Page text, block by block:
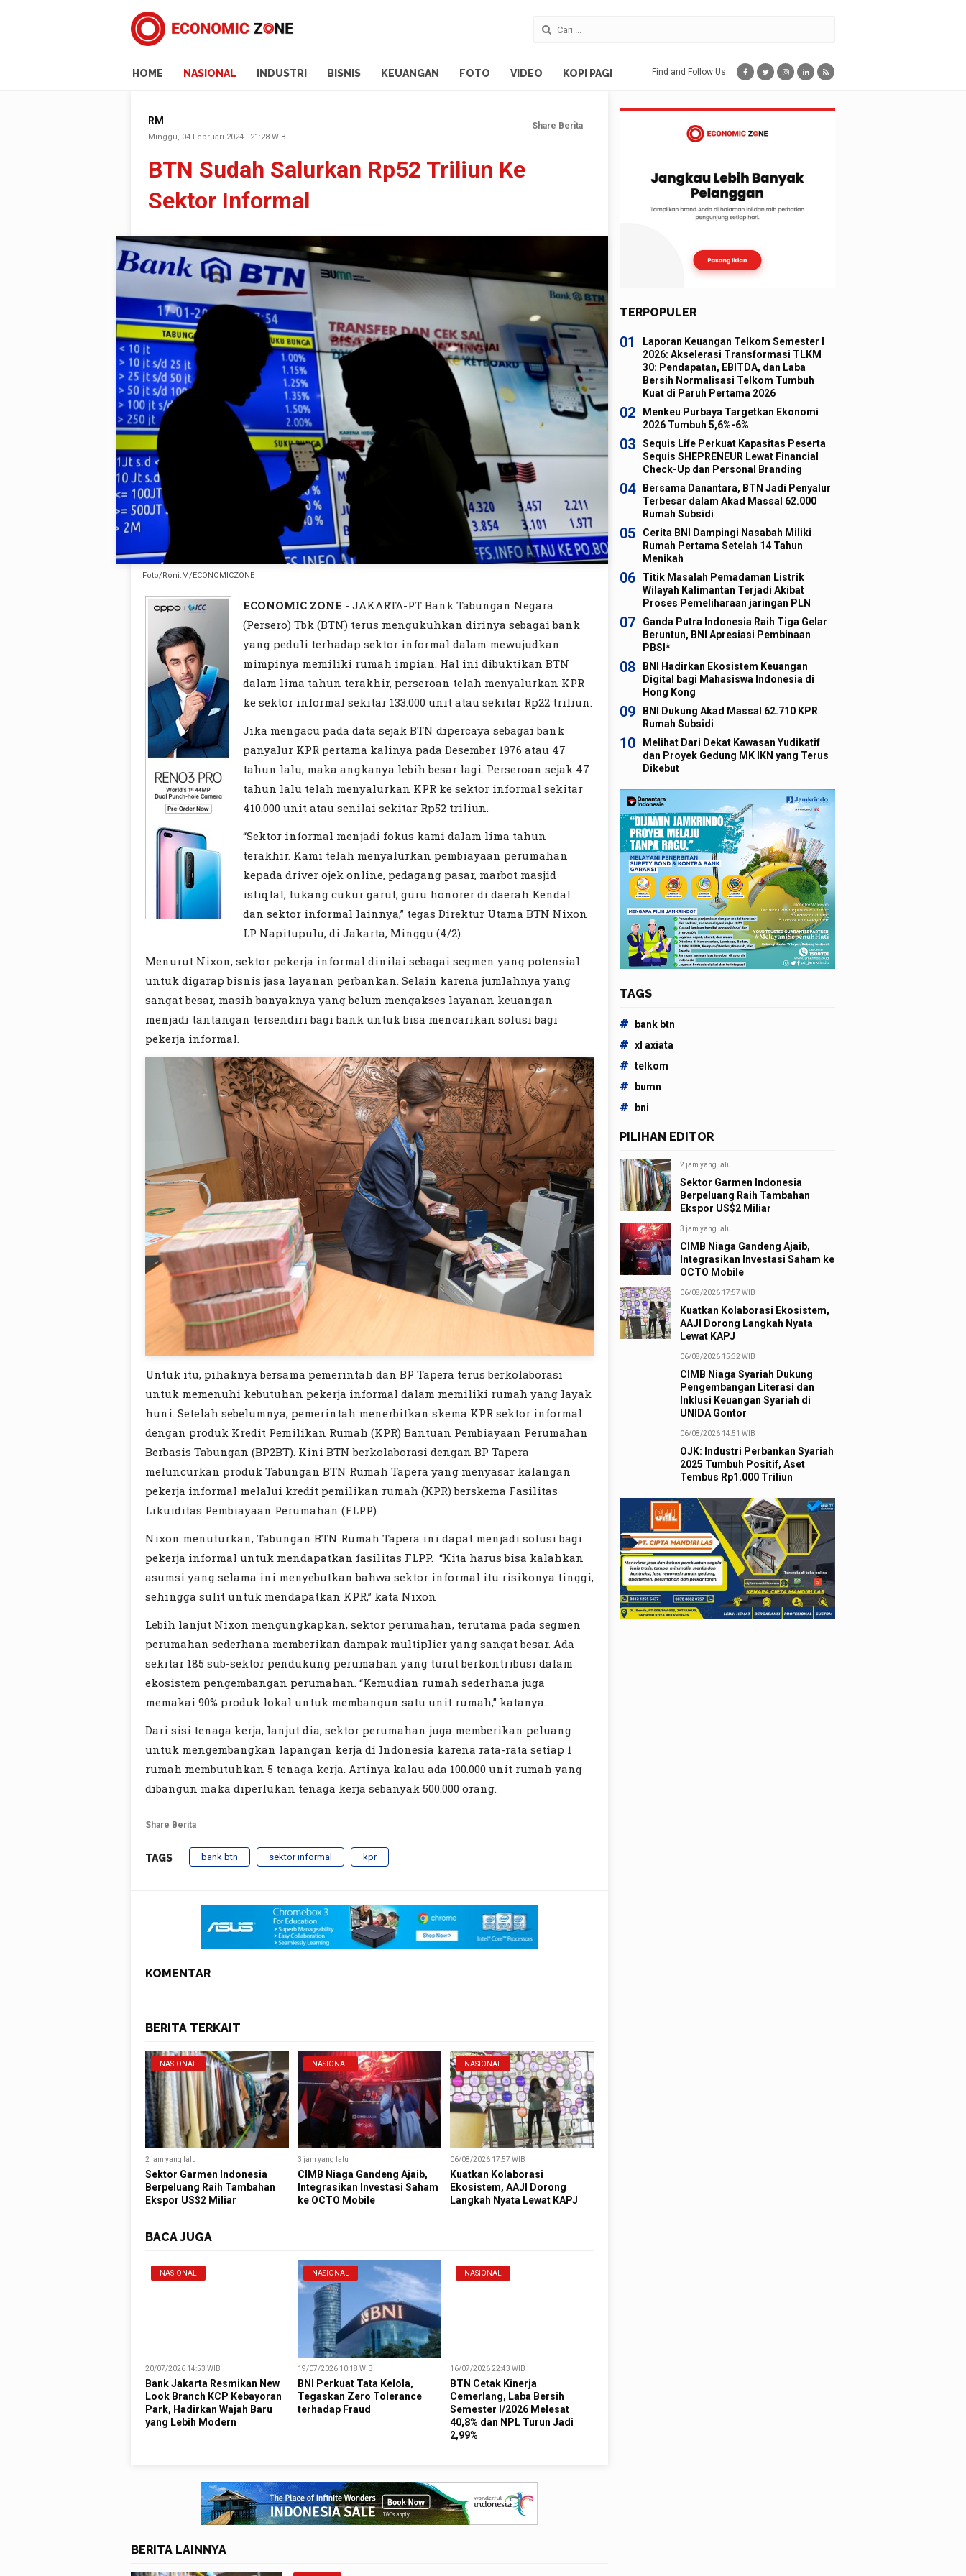
HOME NASIONAL INDUSTRI BISNIS KEUANGAN FOTO VIDEO KOPI PAGI Find and Follow Us
RM
Minggu, 04 Februari 2024 - 21:28 WIB
Share Berita
BTN Sudah Salurkan Rp52 Triliun Ke
Sektor Informal
Foto/Roni.M/ECONOMICZONE
ECONOMIC ZONE - JAKARTA-PT Bank Tabungan Negara
(Persero) Tbk (BTN) terus mengukuhkan dirinya sebagai bank
yang peduli terhadap sektor informal dalam mewujudkan
mimpinya memiliki rumah impian. Hal ini dibuktikan BTN
dalam lima tahun terakhir, perseroan telah menyalurkan KPR
ke sektor informal sekitar 133.000 unit atau sekitar Rp22 triliun.
Jika mengacu pada data sejak BTN dipercaya sebagai bank
panyalur KPR pertama kalinya pada Desember 1976 atau 47
tahun lalu, maka angkanya lebih besar lagi. Perseroan sejak 47
tahun lalu telah menyalurkan KPR ke sektor informal sekitar
410.000 unit atau senilai sekitar Rp52 triliun.
“Sektor informal menjadi fokus kami dalam lima tahun
terakhir. Kami telah menyalurkan pembiayaan perumahan
kepada driver ojek online, pedagang pasar, marbot masjid
istiqlal, tukang cukur garut, guru honorer di daerah Kendal
dan sektor informal lainnya,” tegas Direktur Utama BTN Nixon
LP Napitupulu, di Jakarta, Minggu (4/2).
Menurut Nixon, sektor pekerja informal dinilai sebagai segmen yang potensial
untuk digarap bisnis jasa layanan perbankan. Selain karena jumlahnya yang
sangat besar, masih banyaknya yang belum mengakses layanan keuangan
menjadi tantangan tersendiri bagi bank untuk bisa mencarikan solusi bagi
pekerja informal.
Untuk itu, pihaknya bersama pemerintah dan BP Tapera terus berkolaborasi
untuk memenuhi kebutuhan pekerja informal dalam memiliki rumah yang layak
huni. Setelah sebelumnya, pemerintah menerbitkan skema KPR sektor informal
dengan produk Kredit Pemilikan Rumah (KPR) Bantuan Pembiayaan Perumahan
Berbasis Tabungan (BP2BT). Kini BTN berkolaborasi dengan BP Tapera
meluncurkan produk Tabungan BTN Rumah Tapera yang menyasar kalangan
pekerja informal melalui kredit pemilikan rumah (KPR) berskema Fasilitas
Likuiditas Pembiayaan Perumahan (FLPP).
Nixon menuturkan, Tabungan BTN Rumah Tapera ini dapat menjadi solusi bagi
pekerja informal untuk mendapatkan fasilitas FLPP. “Kita harus bisa kalahkan
asumsi yang selama ini menyebutkan bahwa sektor informal itu risikonya tinggi,
sehingga sulit untuk mendapatkan KPR,” kata Nixon
Lebih lanjut Nixon mengungkapkan, sektor perumahan, terutama pada segmen
perumahan sederhana memberikan dampak multiplier yang sangat besar. Ada
sekitar 185 sub-sektor pendukung perumahan yang turut berkontribusi dalam
ekosistem pengembangan perumahan. “Kemudian rumah sederhana juga
memakai 90% produk lokal untuk membangun satu unit rumah,” katanya.
Dari sisi tenaga kerja, lanjut dia, sektor perumahan juga memberikan peluang
untuk mengembangkan lapangan kerja di Indonesia karena rata-rata setiap 1
rumah membutuhkan 5 tenaga kerja. Artinya kalau ada 100.000 unit rumah yang
dibangun maka diperlukan tenaga kerja sebanyak 500.000 orang.
Share Berita
TAGS bank btn sektor informal kpr
KOMENTAR
BERITA TERKAIT
NASIONAL
2 jam yang lalu
Sektor Garmen Indonesia
Berpeluang Raih Tambahan
Ekspor US$2 Miliar
NASIONAL
3 jam yang lalu
CIMB Niaga Gandeng Ajaib,
Integrasikan Investasi Saham
ke OCTO Mobile
NASIONAL
06/08/2026 17:57 WIB
Kuatkan Kolaborasi
Ekosistem, AAJI Dorong
Langkah Nyata Lewat KAPJ
BACA JUGA
NASIONAL
20/07/2026 14:53 WIB
Bank Jakarta Resmikan New
Look Branch KCP Kebayoran
Park, Hadirkan Wajah Baru
yang Lebih Modern
NASIONAL
19/07/2026 10:18 WIB
BNI Perkuat Tata Kelola,
Tegaskan Zero Tolerance
terhadap Fraud
NASIONAL
16/07/2026 22:43 WIB
BTN Cetak Kinerja
Cemerlang, Laba Bersih
Semester I/2026 Melesat
40,8% dan NPL Turun Jadi
2,99%
BERITA LAINNYA
TERPOPULER
01
Laporan Keuangan Telkom Semester I
2026: Akselerasi Transformasi TLKM
30: Pendapatan, EBITDA, dan Laba
Bersih Normalisasi Telkom Tumbuh
Kuat di Paruh Pertama 2026
02
Menkeu Purbaya Targetkan Ekonomi
2026 Tumbuh 5,6%-6%
03
Sequis Life Perkuat Kapasitas Peserta
Sequis SHEPRENEUR Lewat Financial
Check-Up dan Personal Branding
04
Bersama Danantara, BTN Jadi Penyalur
Terbesar dalam Akad Massal 62.000
Rumah Subsidi
05
Cerita BNI Dampingi Nasabah Miliki
Rumah Pertama Setelah 14 Tahun
Menikah
06
Titik Masalah Pemadaman Listrik
Wilayah Kalimantan Terjadi Akibat
Proses Pemeliharaan jaringan PLN
07
Ganda Putra Indonesia Raih Tiga Gelar
Beruntun, BNI Apresiasi Pembinaan
PBSI*
08
BNI Hadirkan Ekosistem Keuangan
Digital bagi Mahasiswa Indonesia di
Hong Kong
09
BNI Dukung Akad Massal 62.710 KPR
Rumah Subsidi
10
Melihat Dari Dekat Kawasan Yudikatif
dan Proyek Gedung MK IKN yang Terus
Dikebut
TAGS
# bank btn
# xl axiata
# telkom
# bumn
# bni
PILIHAN EDITOR
2 jam yang lalu
Sektor Garmen Indonesia
Berpeluang Raih Tambahan
Ekspor US$2 Miliar
3 jam yang lalu
CIMB Niaga Gandeng Ajaib,
Integrasikan Investasi Saham ke
OCTO Mobile
06/08/2026 17:57 WIB
Kuatkan Kolaborasi Ekosistem,
AAJI Dorong Langkah Nyata
Lewat KAPJ
06/08/2026 15:32 WIB
CIMB Niaga Syariah Dukung
Pengembangan Literasi dan
Inklusi Keuangan Syariah di
UNIDA Gontor
06/08/2026 14:51 WIB
OJK: Industri Perbankan Syariah
2025 Tumbuh Positif, Aset
Tembus Rp1.000 Triliun